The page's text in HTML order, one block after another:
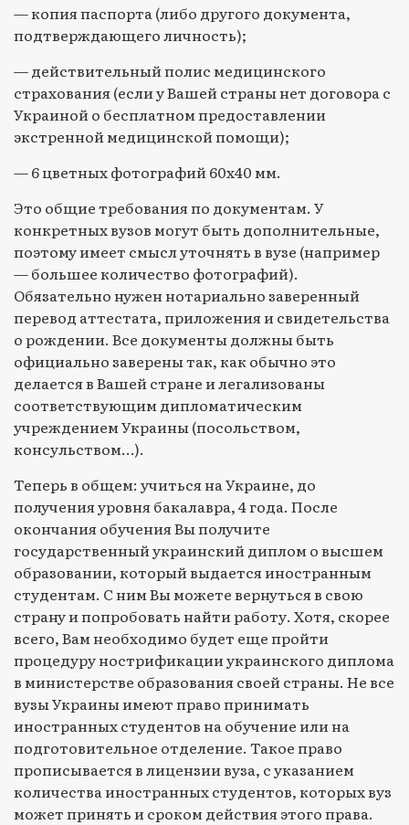
— копия паспорта (либо другого документа,
подтверждающего личность);
— действительный полис медицинского
страхования (если у Вашей страны нет договора с
Украиной о бесплатном предоставлении
экстренной медицинской помощи);
— 6 цветных фотографий 60х40 мм.
Это общие требования по документам. У
конкретных вузов могут быть дополнительные,
поэтому имеет смысл уточнять в вузе (например
— большее количество фотографий).
Обязательно нужен нотариально заверенный
перевод аттестата, приложения и свидетельства
о рождении. Все документы должны быть
официально заверены так, как обычно это
делается в Вашей стране и легализованы
соответствующим дипломатическим
учреждением Украины (посольством,
консульством…).
Теперь в общем: учиться на Украине, до
получения уровня бакалавра, 4 года. После
окончания обучения Вы получите
государственный украинский диплом о высшем
образовании, который выдается иностранным
студентам. С ним Вы можете вернуться в свою
страну и попробовать найти работу. Хотя, скорее
всего, Вам необходимо будет еще пройти
процедуру нострификации украинского диплома
в министерстве образования своей страны. Не все
вузы Украины имеют право принимать
иностранных студентов на обучение или на
подготовительное отделение. Такое право
прописывается в лицензии вуза, с указанием
количества иностранных студентов, которых вуз
может принять и сроком действия этого права.